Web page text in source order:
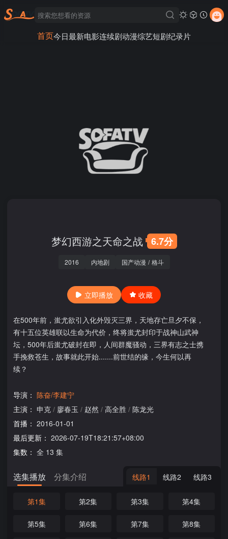
首页今日最新电影连续剧动漫综艺短剧纪录片
梦幻西游之天命之战 6.7分
2016 内地剧 国产动漫 / 格斗
立即播放 收藏
在500年前，蚩尤欲引入化外毁灭三界，天地存亡旦夕不保，
有十五位英雄联以生命为代价，终将蚩尤封印于战神山武神
坛，500年后蚩尤破封在即，人间群魔骚动，三界有志之士携
手挽救苍生，故事就此开始.......前世结的缘，今生何以再
续？
导演： 陈奋/李建宁
主演： 申克 / 廖春玉 / 赵然 / 高全胜 / 陈龙光
首播： 2016-01-01
最后更新： 2026-07-19T18:21:57+08:00
集数： 全 13 集
选集播放 分集介绍 线路1 线路2 线路3
第1集 第2集 第3集 第4集
第5集 第6集 第7集 第8集